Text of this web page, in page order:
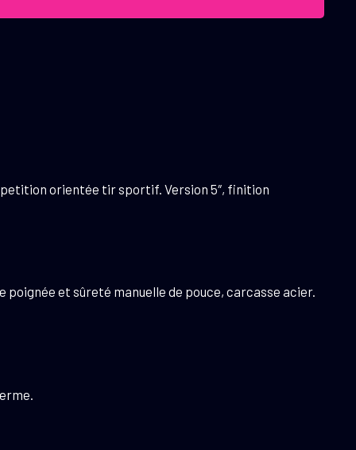
orientée tir sportif. Version 5″, finition
poignée et sûreté manuelle de pouce, carcasse acier.